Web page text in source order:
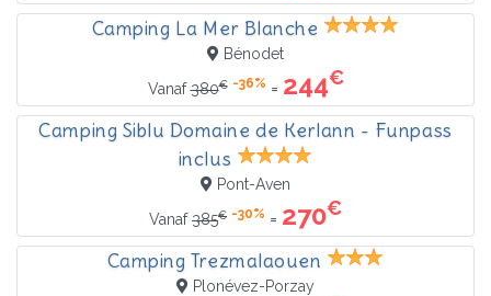
Camping La Mer Blanche
Bénodet
Vanaf380€ -36% = 244€
Camping Siblu Domaine de Kerlann - Funpass
inclus
Pont-Aven
Vanaf385€ -30% = 270€
Camping Trezmalaouen
Plonévez-Porzay